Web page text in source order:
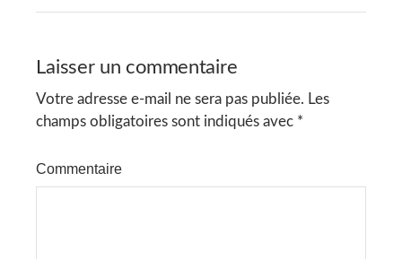
Laisser un commentaire
Votre adresse e-mail ne sera pas publiée. Les
champs obligatoires sont indiqués avec *
Commentaire